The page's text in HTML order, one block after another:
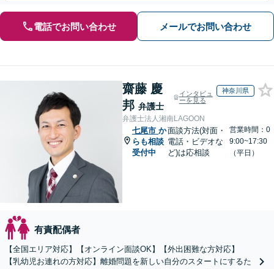
電話でお問い合わせ メールでお問い合わせ
齋藤 慶
邦 弁護士
インタビュ
ーを見る
神奈川県
弁護士法人湘南LAGOON
七尾市 か
らも相談
受付中
面談方法(対面・
電話・ビデオな
ど)は応相談
営業時間：0
9:00~17:30
（平日）
有責配偶者
【全国エリア対応】【オンライン面談OK】【外出困難な方対応】
【乳幼児お連れの方対応】離婚問題を新しい自分のスタートにするた